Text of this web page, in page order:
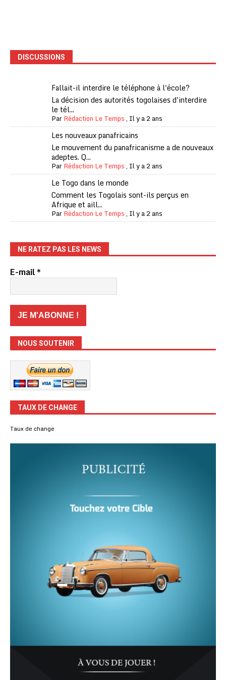
DISCUSSIONS
Fallait-il interdire le téléphone à l'école?
La décision des autorités togolaises d'interdire
le tél...
ParRédaction Le Temps, Il y a 2 ans
Les nouveaux panafricains
Le mouvement du panafricanisme a de nouveaux
adeptes. Q...
ParRédaction Le Temps, Il y a 2 ans
Le Togo dans le monde
Comment les Togolais sont-ils perçus en
Afrique et aill...
ParRédaction Le Temps, Il y a 2 ans
NE RATEZ PAS LES NEWS
E-mail*
NOUS SOUTENIR
TAUX DE CHANGE
Taux de change